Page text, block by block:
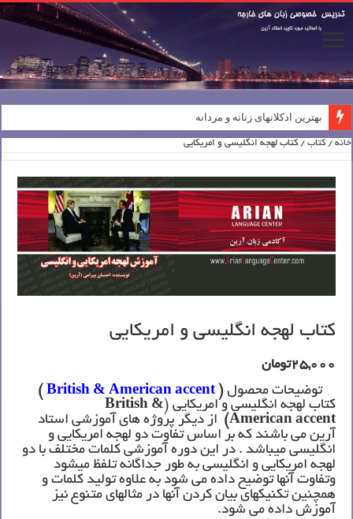
بهترین ادکلانهای زنانه و مردانه
خانه /کتاب / کتاب لهجه انگلیسی و امریکایی
کتاب لهجه انگلیسی و امریکایی
25,000تومان
توضیحات محصول(
British & American accent
)
کتاب لهجه انگلیسی و امریکایی (British &
American accent)
از دیگر پروژه های آموزشی استاد
آرین می باشند که بر اساس تفاوت دو لهجه امریکایی و
انگلیسی میباشد . در این دوره آموزشی کلمات مختلف با دو
لهجه امریکایی و انگلیسی به طور جداگانه تلفظ میشود
وتفاوت آنها توضیح داده می شود به علاوه تولید کلمات و
همچنین تکنیکهای بیان کردن آنها در مثالهای متنوع نیز
آموزش داده می شود.